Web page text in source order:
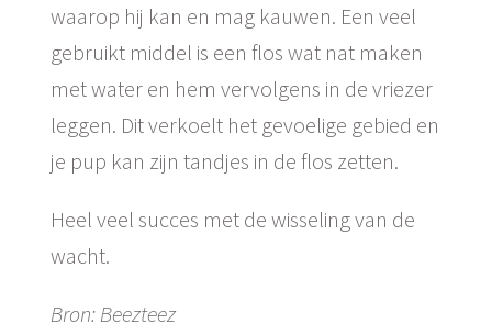
waarop hij kan en mag kauwen. Een veel
gebruikt middel is een flos wat nat maken
met water en hem vervolgens in de vriezer
leggen. Dit verkoelt het gevoelige gebied en
je pup kan zijn tandjes in de flos zetten.
Heel veel succes met de wisseling van de
wacht.
Bron: Beezteez